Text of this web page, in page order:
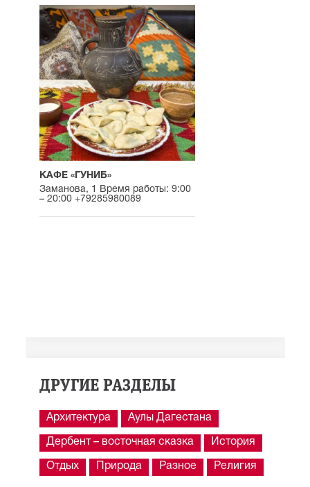
КАФЕ «ГУНИБ»
Заманова, 1 Время работы: 9:00
– 20:00 +79285980089
ДРУГИЕ РАЗДЕЛЫ
Архитектура Аулы Дагестана
Дербент – восточная сказка История
Отдых Природа Разное Религия